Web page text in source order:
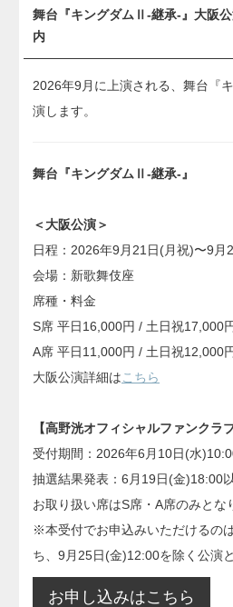
舞台『キングダムⅡ-継承-』大阪
内
2026年9月に上演される、舞台『
演します。
舞台『キングダムⅡ-継承-』
＜大阪公演＞
日程：2026年9月21日(月祝)〜9月
会場：新歌舞伎座
席種・料金
S席 平日16,000円 / 土日祝17,000
A席 平日11,000円 / 土日祝12,000
大阪公演詳細は こちら
【高野洸オフィシャルファンクラ
受付期間：2026年6月10日(水
抽選結果発表：6月19日(金)18:00
お取り扱い席はS席・A席のみとな
※本受付でお申込みいただけるの
ち、9月25日(金)12:00を除く公演
お申し込みはこちら